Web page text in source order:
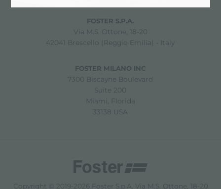
FOSTER S.P.A.
Via M.S. Ottone, 18-20
42041 Brescello (Reggio Emilia) - Italy
FOSTER MILANO INC
7300 Biscayne Boulevard
Suite 200
Miami, Florida
33138 USA
Copyright © 2019-2026 Foster S.p.A. Via M.S. Ottone, 18-20